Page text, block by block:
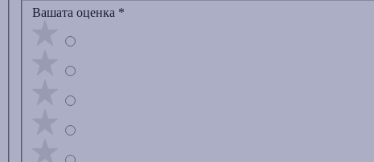
Вашата оценка *